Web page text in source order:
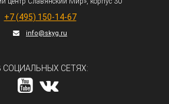
+7 (495) 150-14-67
info@skyg.ru
СОЦИАЛЬНЫХ СЕТЯХ: